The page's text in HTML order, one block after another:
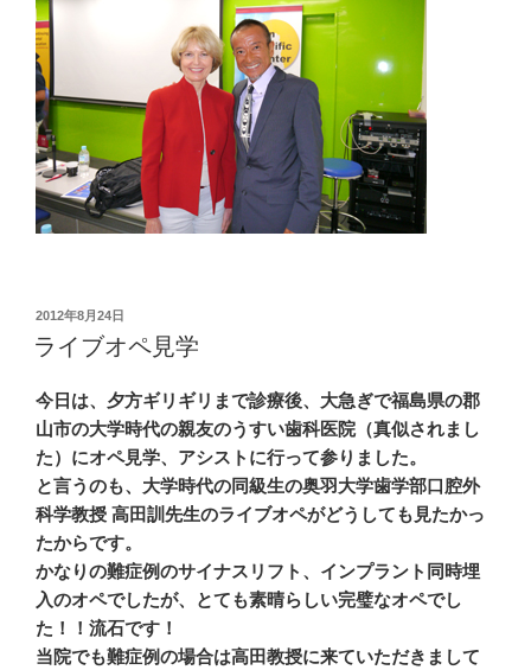
投
稿
日:
2012年8月24日
ライブオペ見学
今日は、夕方ギリギリまで診療後、大急ぎで福島県の郡
山市の大学時代の親友のうすい歯科医院（真似されまし
た）にオペ見学、アシストに行って参りました。
と言うのも、大学時代の同級生の奥羽大学歯学部口腔外
科学教授 高田訓先生のライブオペがどうしても見たかっ
たからです。
かなりの難症例のサイナスリフト、インプラント同時埋
入のオペでしたが、とても素晴らしい完璧なオペでし
た！！流石です！
当院でも難症例の場合は高田教授に来ていただきまして